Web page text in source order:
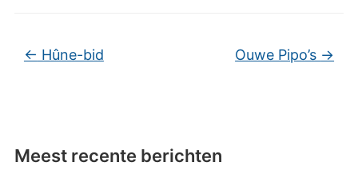
← Hûne-bid Ouwe Pipo’s →
Meest recente berichten